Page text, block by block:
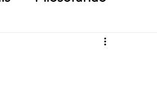
prosa poética